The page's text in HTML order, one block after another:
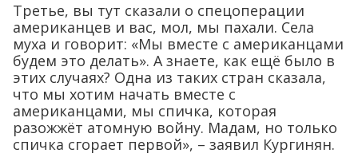
Третье, вы тут сказали о спецоперации
американцев и вас, мол, мы пахали. Села
муха и говорит: «Мы вместе с американцами
будем это делать». А знаете, как ещё было в
этих случаях? Одна из таких стран сказала,
что мы хотим начать вместе с
американцами, мы спичка, которая
разожжёт атомную войну. Мадам, но только
спичка сгорает первой», – заявил Кургинян.